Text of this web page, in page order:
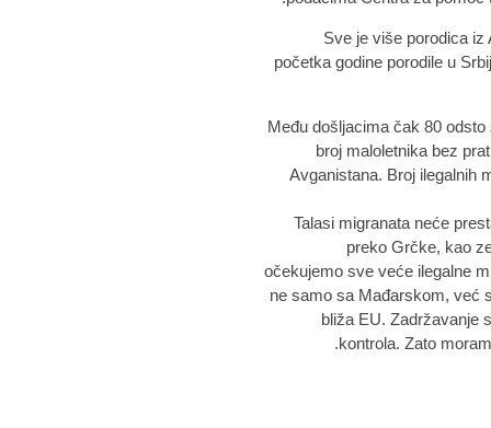
"Sve je više porodica
početka godine porodile u
Među došljacima čak 80
broj maloletnika bez
Avganistana. Broj ilegalnih
"Talasi migranata neće
preko Grčke, kao
očekujemo sve veće ilegalne
ne samo sa Mađarskom, već
bliža EU. Zadržavanje
kontrola. Zato